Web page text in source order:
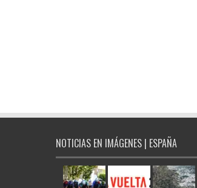
NOTICIAS EN IMÁGENES | ESPAÑA